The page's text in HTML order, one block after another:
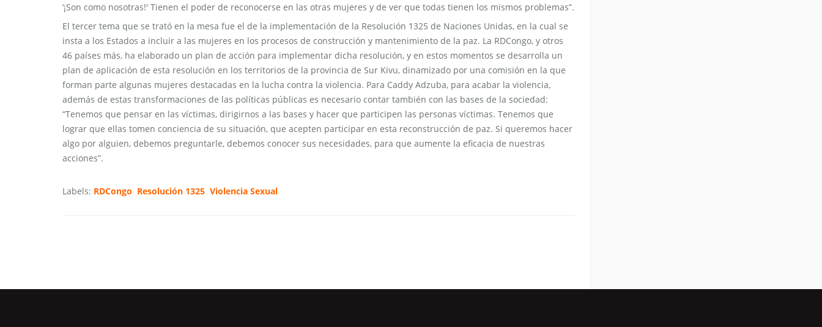
‘¡Son como nosotras!' Tienen el poder de reconocerse en las otras mujeres y de ver que todas tienen los mismos problemas”.
El tercer tema que se trató en la mesa fue el de la implementación de la Resolución 1325 de Naciones Unidas, en la cual se
insta a los Estados a incluir a las mujeres en los procesos de construcción y mantenimiento de la paz. La RDCongo, y otros
46 países más, ha elaborado un plan de acción para implementar dicha resolución, y en estos momentos se desarrolla un
plan de aplicación de esta resolución en los territorios de la provincia de Sur Kivu, dinamizado por una comisión en la que
forman parte algunas mujeres destacadas en la lucha contra la violencia. Para Caddy Adzuba, para acabar la violencia,
además de estas transformaciones de las políticas públicas es necesario contar también con las bases de la sociedad:
“Tenemos que pensar en las víctimas, dirigirnos a las bases y hacer que participen las personas víctimas. Tenemos que
lograr que ellas tomen conciencia de su situación, que acepten participar en esta reconstrucción de paz. Si queremos hacer
algo por alguien, debemos preguntarle, debemos conocer sus necesidades, para que aumente la eficacia de nuestras
acciones”.
Labels: RDCongo Resolución 1325 Violencia Sexual